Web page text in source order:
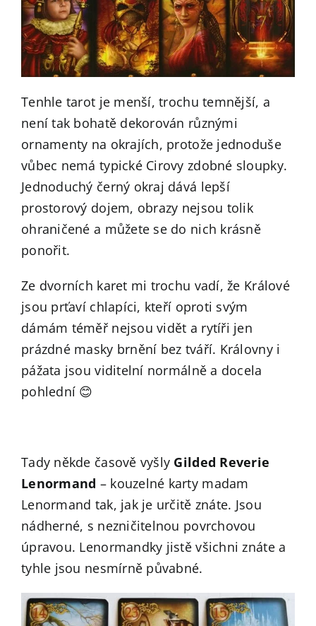
Tenhle tarot je menší, trochu temnější, a
není tak bohatě dekorován různými
ornamenty na okrajích, protože jednoduše
vůbec nemá typické Cirovy zdobné sloupky.
Jednoduchý černý okraj dává lepší
prostorový dojem, obrazy nejsou tolik
ohraničené a můžete se do nich krásně
ponořit.
Ze dvorních karet mi trochu vadí, že Králové
jsou prťaví chlapíci, kteří oproti svým
dámám téměř nejsou vidět a rytíři jen
prázdné masky brnění bez tváří. Královny i
pážata jsou viditelní normálně a docela
pohlední 😊
Tady někde časově vyšly Gilded Reverie
Lenormand – kouzelné karty madam
Lenormand tak, jak je určitě znáte. Jsou
nádherné, s nezničitelnou povrchovou
úpravou. Lenormandky jistě všichni znáte a
tyhle jsou nesmírně půvabné.